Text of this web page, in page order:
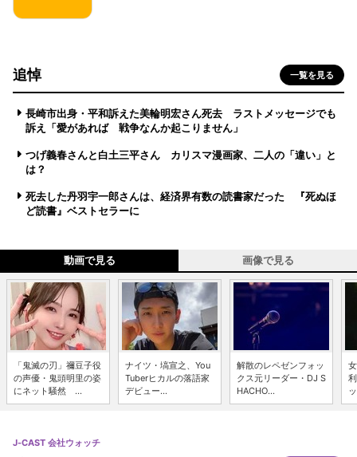
追悼 一覧を見る
長崎市出身・平和訴えた美輪明宏さん死去 ラストメッセージでも
訴え「愛があれば 戦争なんか起こりません」
つげ義春さんと白土三平さん カリスマ漫画家、二人の「違い」と
は？
死去した丹羽宇一郎さんは、経済界有数の読書家だった 『死ぬほ
ど読書』ベストセラーに
動画で見る 画像で見る
「鬼滅の刃」禰豆子役
の声優・鬼頭明里の姿
にネット騒然 ...
ナイツ・塙宣之、You
Tuberヒカルの落語家
デビュー...
解散のレペゼンフォッ
クス元リーダー・DJ S
HACHO...
J-CAST 会社ウォッチ